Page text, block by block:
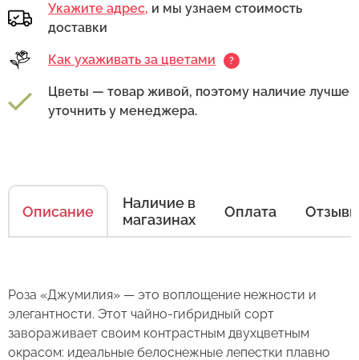
Укажите адрес, и мы узнаем стоимость
доставки
Как ухаживать за цветами ?
Цветы — товар живой, поэтому наличие лучше
уточнить у менеджера.
Описание
Наличие в
магазинах
Оплата Отзывы
Роза «Джумилия» — это воплощение нежности и
элегантности. Этот чайно-гибридный сорт
завораживает своим контрастным двухцветным
окрасом: идеальные белоснежные лепестки плавно
Оставьте свой отзыв
Как ухаживать за цветами
свежесть как можно дольше.
Правила ухода за срезанными цветами:
2. Минимизируйте нахождение цветов
в холодное время года на улице.